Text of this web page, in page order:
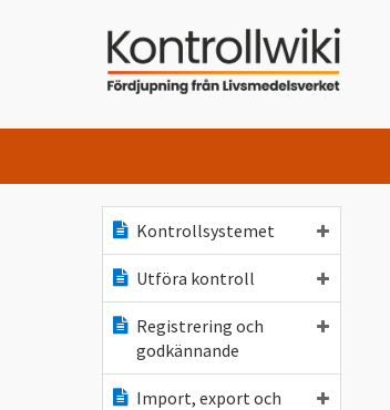
Kontrollsystemet
Utföra kontroll
Registrering och
godkännande
Import, export och